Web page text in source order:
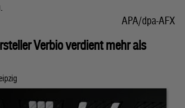
APA/dpa-AFX
Verbio verdient mehr als